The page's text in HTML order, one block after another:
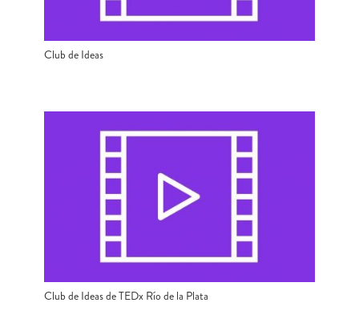
Club de Ideas
Club de Ideas de TEDx Río de la Plata